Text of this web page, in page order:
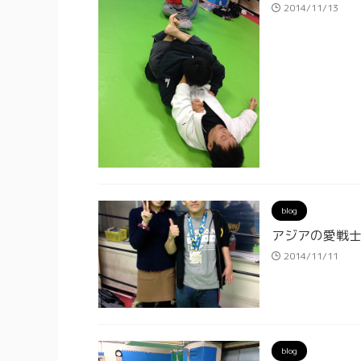
2014/11/13
blog
アジアの愛戦
2014/11/11
blog